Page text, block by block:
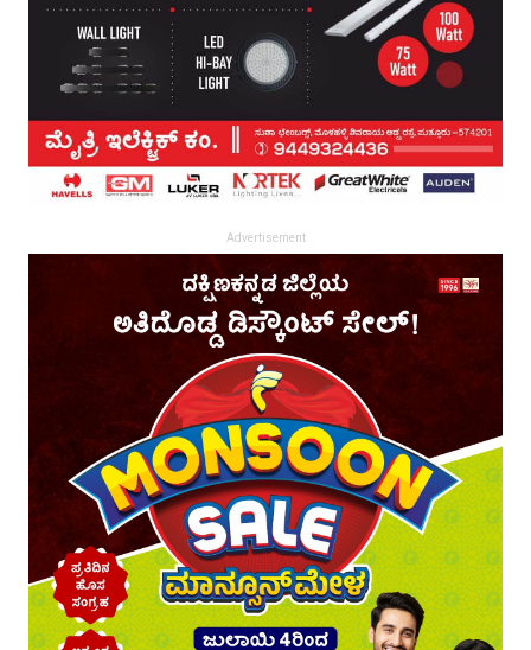
Advertisement